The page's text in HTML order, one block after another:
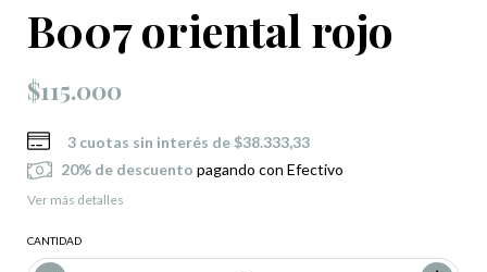
B007 oriental rojo
$115.000
3 cuotas sin interés de $38.333,33
20% de descuento pagando con Efectivo
Ver más detalles
CANTIDAD